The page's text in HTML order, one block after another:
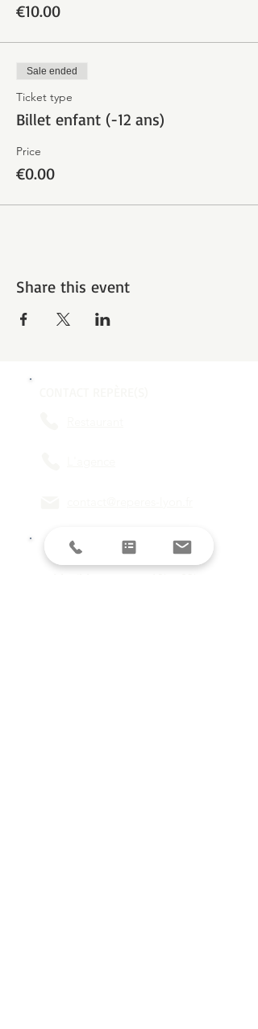
€10.00
Sale ended
Ticket type
Billet enfant (-12 ans)
Price
€0.00
Share this event
HORAIRES